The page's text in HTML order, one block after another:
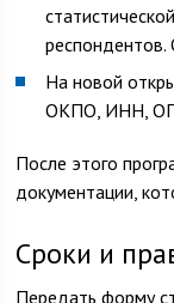
респондентов.
На новой
ОКПО, ИНН,
После этого
документации,
Сроки и
Передать форму